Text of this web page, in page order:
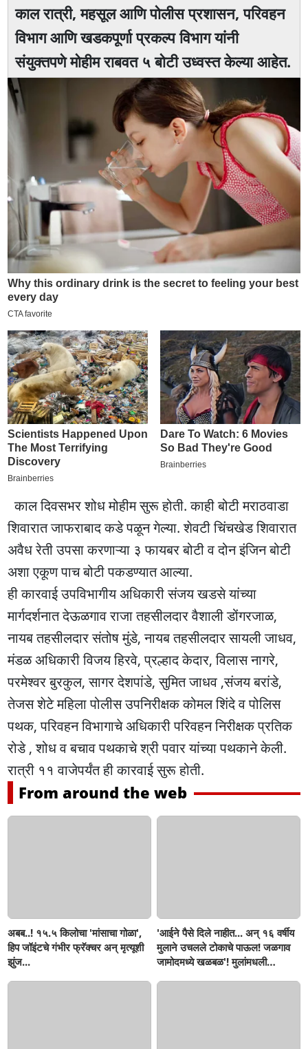
काल रात्री, महसूल आणि पोलीस प्रशासन, परिवहन
विभाग आणि खडकपूर्णा प्रकल्प विभाग यांनी
संयुक्तपणे मोहीम राबवत ५ बोटी उध्वस्त केल्या आहेत.
काल दिवसभर शोध मोहीम सुरू होती. काही बोटी मराठवाडा
शिवारात जाफराबाद कडे पळून गेल्या. शेवटी चिंचखेड शिवारात
अवैध रेती उपसा करणाऱ्या ३ फायबर बोटी व दोन इंजिन बोटी
अशा एकूण पाच बोटी पकडण्यात आल्या.
ही कारवाई उपविभागीय अधिकारी संजय खडसे यांच्या
मार्गदर्शनात देऊळगाव राजा तहसीलदार वैशाली डोंगरजाळ,
नायब तहसीलदार संतोष मुंडे, नायब तहसीलदार सायली जाधव,
मंडळ अधिकारी विजय हिरवे, प्रल्हाद केदार, विलास नागरे,
परमेश्वर बुरकुल, सागर देशपांडे, सुमित जाधव ,संजय बरांडे,
तेजस शेटे महिला पोलीस उपनिरीक्षक कोमल शिंदे व पोलिस
पथक, परिवहन विभागाचे अधिकारी परिवहन निरीक्षक प्रतिक
रोडे , शोध व बचाव पथकाचे श्री पवार यांच्या पथकाने केली.
रात्री ११ वाजेपर्यंत ही कारवाई सुरू होती.
From around the web
अबब..! १५.५ किलोचा 'मांसाचा गोळा',
हिप जॉइंटचे गंभीर फ्रॅक्चर अन् मृत्यूशी
झुंज...
'आईने पैसे दिले नाहीत... अन् १६ वर्षीय
मुलाने उचलले टोकाचे पाऊल! जळगाव
जामोदमध्ये खळबळ'! मुलांमधली